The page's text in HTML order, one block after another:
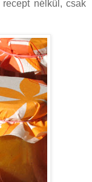
nélkül, csak